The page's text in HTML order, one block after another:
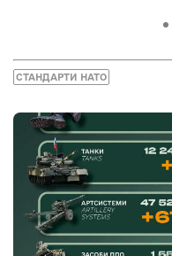
СТАНДАРТИ НАТО